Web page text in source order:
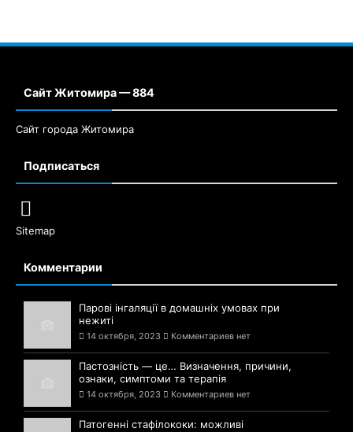
Сайт Житомира — 884
Сайт города Житомира
Подписаться
Sitemap
Комментарии
Парові інгаляції в домашніх умовах при
нежиті
14 октября, 2023 Комментариев нет
Пастозність — це… Визначення, причини,
ознаки, симптоми та терапія
14 октября, 2023 Комментариев нет
Патогенні стафілококи: можливі